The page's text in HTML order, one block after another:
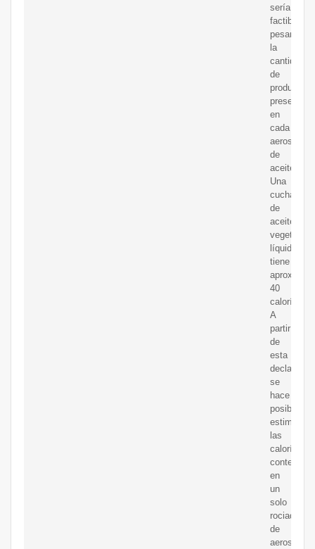
sería
factible
pesar
la
cantidad
de
producto
presente
en
cada
aerosol
de
aceite.
Una
cucharada
de
aceite
vegetal
líquido
tiene
40
calorías.
A
partir
de
esta
se
hace
posible
estimar
las
calorías
contenidas
en
un
solo
rociador
de
aerosol: